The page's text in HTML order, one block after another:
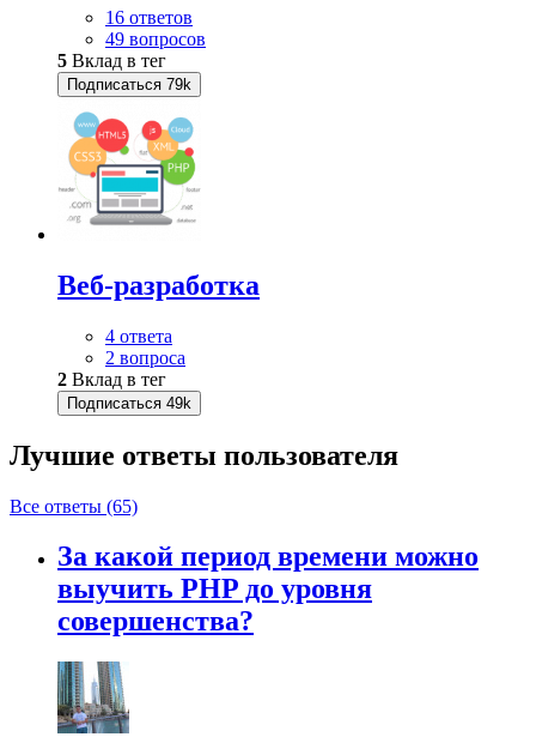
16 ответов
49 вопросов
5 Вклад в тег
Подписаться 79k
Веб-разработка
4 ответа
2 вопроса
2 Вклад в тег
Подписаться 49k
Лучшие ответы пользователя
Все ответы (65)
За какой период времени можно
выучить PHP до уровня
совершенства?